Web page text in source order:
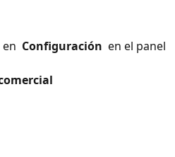
Configuración en el panel